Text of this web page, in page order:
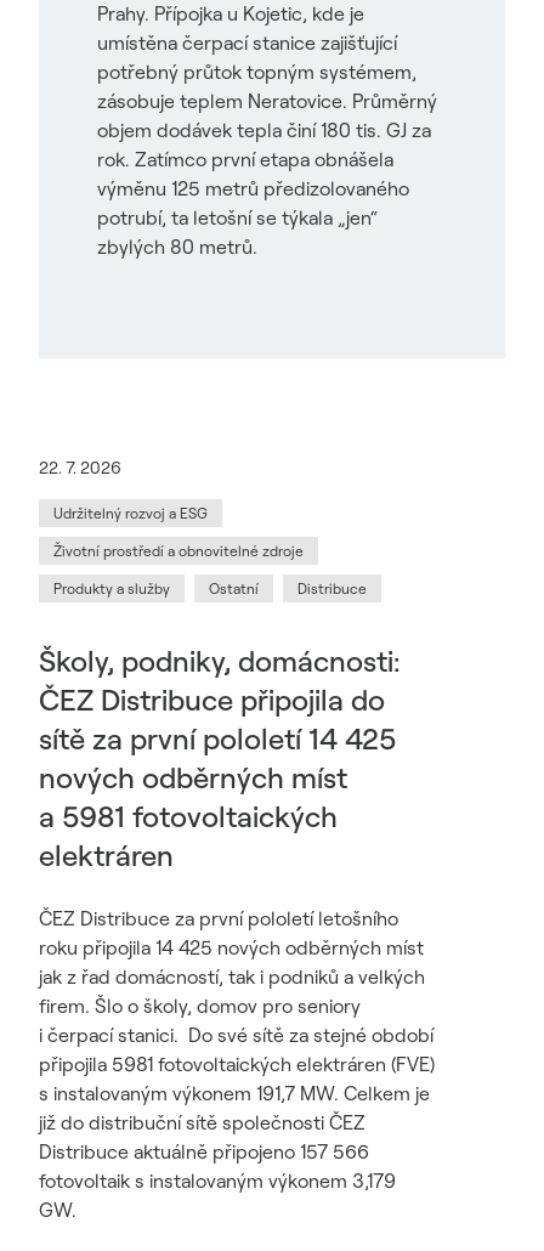
Prahy. Přípojka u Kojetic, kde je
umístěna čerpací stanice zajišťující
potřebný průtok topným systémem,
zásobuje teplem Neratovice. Průměrný
objem dodávek tepla činí 180 tis. GJ za
rok. Zatímco první etapa obnášela
výměnu 125 metrů předizolovaného
potrubí, ta letošní se týkala „jen“
zbylých 80 metrů.
22. 7. 2026
Udržitelný rozvoj a ESG
Životní prostředí a obnovitelné zdroje
Produkty a služby Ostatní Distribuce
Školy, podniky, domácnosti:
ČEZ Distribuce připojila do
sítě za první pololetí 14 425
nových odběrných míst
a 5981 fotovoltaických
elektráren
ČEZ Distribuce za první pololetí letošního
roku připojila 14 425 nových odběrných míst
jak z řad domácností, tak i podniků a velkých
firem. Šlo o školy, domov pro seniory
i čerpací stanici. Do své sítě za stejné období
připojila 5981 fotovoltaických elektráren (FVE)
s instalovaným výkonem 191,7 MW. Celkem je
již do distribuční sítě společnosti ČEZ
Distribuce aktuálně připojeno 157 566
fotovoltaik s instalovaným výkonem 3,179
GW.